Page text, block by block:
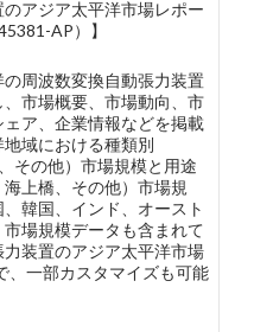
のアジア太平洋市場レポー
AP）】
周波数変換自動張力装置
市場概要、市場動向、市
ア、企業情報などを掲載
域における種類別
その他）市場規模と用途
上橋、その他）市場規
韓国、インド、オースト
場規模データも含まれて
装置のアジア太平洋市場
、一部カスタマイズも可能